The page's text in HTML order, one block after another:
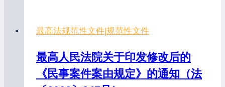
最高法规范性文件|规范性文件
最高人民法院关于印发修改后的
《民事案件案由规定》的通知（法